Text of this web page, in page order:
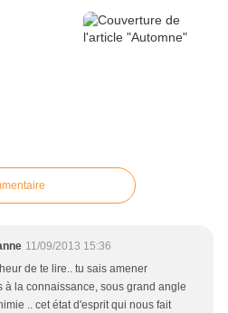
11/09/2013 15:36
de te lire.. tu sais amener
à la connaissance, sous grand angle
.. cet état d'esprit qui nous fait